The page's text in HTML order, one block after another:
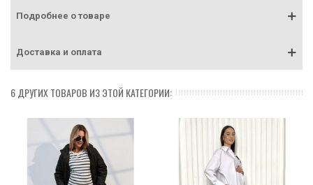
Подробнее о товаре
Доставка и оплата
6 ДРУГИХ ТОВАРОВ ИЗ ЭТОЙ КАТЕГОРИИ: